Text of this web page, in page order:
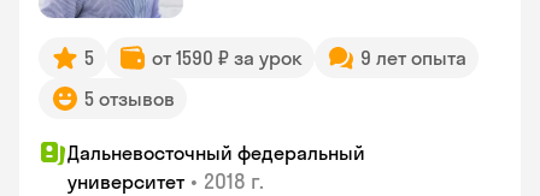
5 от 1590 ₽ за урок
9 лет опыта
5 отзывов
Дальневосточный федеральный
университет • 2018 г.